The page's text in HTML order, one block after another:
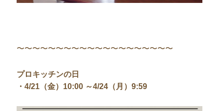
〜〜〜〜〜〜〜〜〜〜〜〜〜〜〜〜〜〜〜〜
プロキッチンの日
・4/21（金）10:00 ～4/24（月）9:59